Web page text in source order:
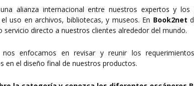
alianza internacional entre nuestros expertos y los
uso en archivos, bibliotecas, y museos. En Book2net
servicio directo a nuestros clientes alrededor del mundo.
nos enfocamos en revisar y reunir los
en el diseño final de nuestros productos.